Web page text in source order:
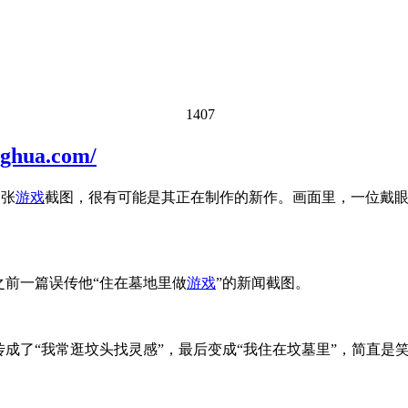
1407
游戏截图，很有可能是其正在制作的新作。画面里，一位戴
一篇误传他“住在墓地里做游戏”的新闻截图。
了“我常逛坟头找灵感”，最后变成“我住在坟墓里”，简直